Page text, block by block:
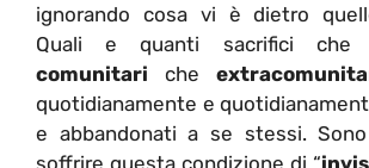
ignorando cosa vi è dietro
Quali e quanti sacrifici che
comunitari che
quotidianamente e
e abbandonati a se stessi.
soffrire questa condizione di “